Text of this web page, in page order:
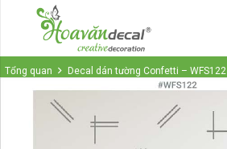
Tổng quan Decal dán tường Confetti – WFS122